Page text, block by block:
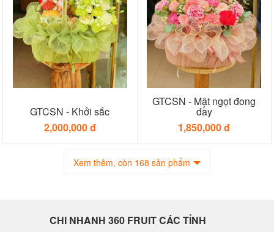
GTCSN - Khởi sắc
2,000,000 đ
GTCSN - Mật ngọt đong
đầy
1,850,000 đ
Xem thêm, còn 168 sản phẩm
CHI NHANH 360 FRUIT CÁC TỈNH